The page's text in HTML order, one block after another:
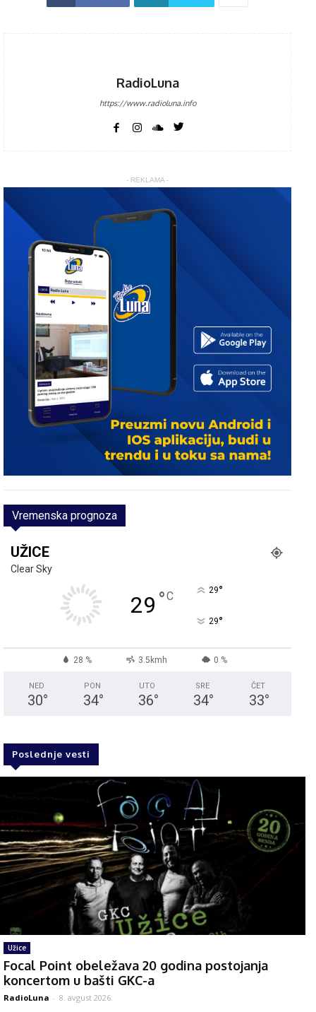
RadioLuna
https://www.radioluna.info
- REKLAMA -
Vremenska prognoza
UŽICE
Clear Sky
29 °C 29°
29°
28 % 3.5kmh 0 %
NED
30°
PON
34°
UTO
36°
SRE
34°
ČET
33°
Poslednje vesti
Užice
Focal Point obeležava 20 godina postojanja
koncertom u bašti GKC-a
RadioLuna - 8. avgust 2026.